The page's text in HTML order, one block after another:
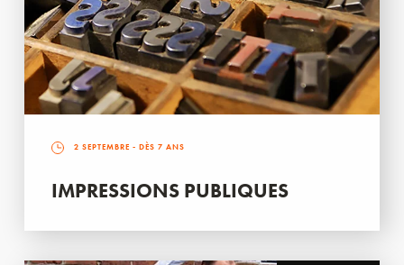
2 SEPTEMBRE - DÈS 7 ANS
IMPRESSIONS PUBLIQUES